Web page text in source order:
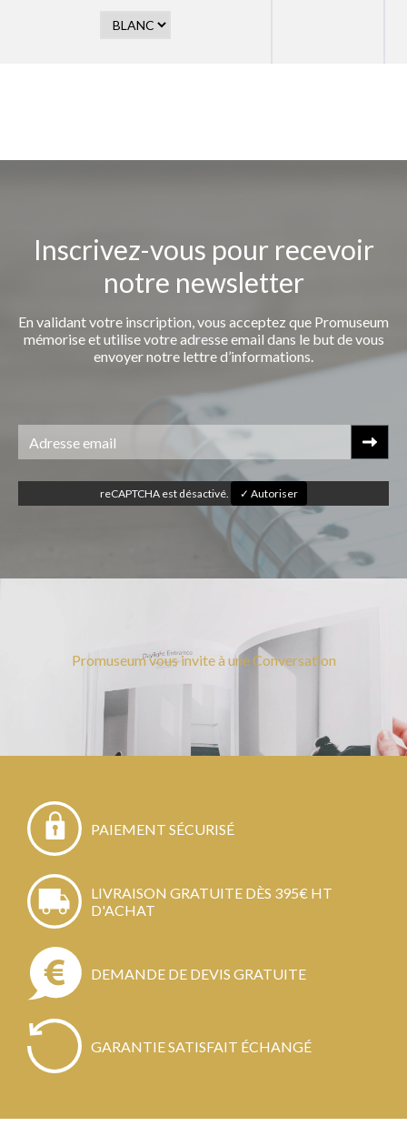
Inscrivez-vous pour recevoir
notre newsletter
En validant votre inscription, vous acceptez que Promuseum
mémorise et utilise votre adresse email dans le but de vous
envoyer notre lettre d’informations.
reCAPTCHA est désactivé. ✓ Autoriser
Promuseum vous invite à une Conversation
PAIEMENT SÉCURISÉ
LIVRAISON GRATUITE DÈS 395€ HT
D'ACHAT
DEMANDE DE DEVIS GRATUITE
GARANTIE SATISFAIT ÉCHANGÉ